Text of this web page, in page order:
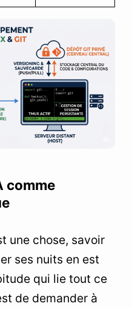
comme
une chose, savoir
ses nuits en est
qui lie tout ce
de demander à